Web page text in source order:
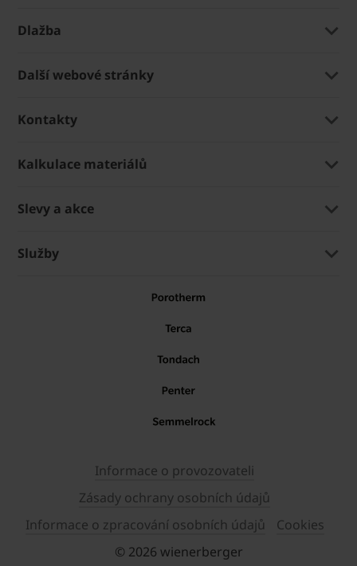
Dlažba
Další webové stránky
Kontakty
Kalkulace materiálů
Slevy a akce
Služby
Informace o provozovateli
Zásady ochrany osobních údajů
Informace o zpracování osobních údajů
Cookies
© 2026 wienerberger